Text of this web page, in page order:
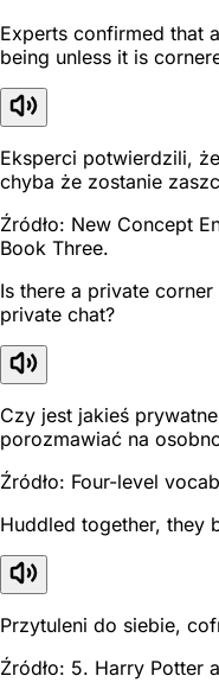
Experts confirmed that
being unless it is
Eksperci potwierdzili,
chyba że zostanie
Źródło: New Concept
Book Three.
Is there a private
private chat?
Czy jest jakieś
porozmawiać na
Źródło: Four-level
Huddled together, they
Przytuleni do siebie,
Źródło: 5. Harry Potter